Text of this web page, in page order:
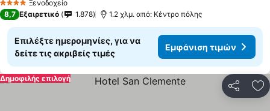
4 ΑστέριαΞενοδοχείο
8,7 Εξαιρετικό 1.878 1.2 χλμ. από: Κέντρο πόλης
Επιλέξτε ημερομηνίες, για να
δείτε τις ακριβείς τιμές
Εμφάνιση τιμών
Δημοφιλής επιλογή